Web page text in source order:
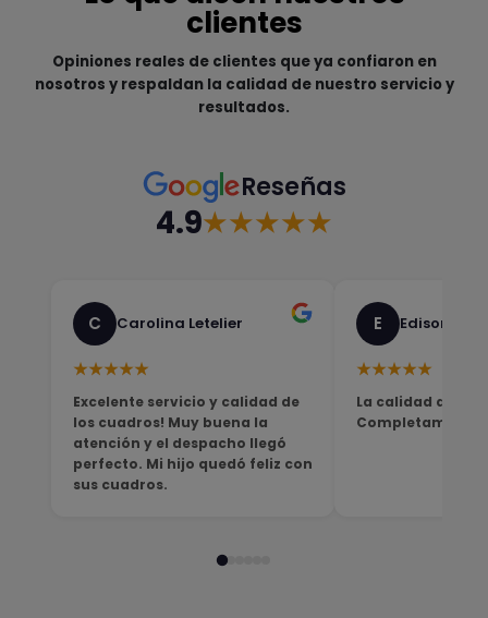
clientes
Opiniones reales de clientes que ya confiaron en
nosotros y respaldan la calidad de nuestro servicio y
resultados.
Reseñas
4.9★★★★★
C Carolina Letelier
★★★★★
Excelente servicio y calidad de
los cuadros! Muy buena la
atención y el despacho llegó
perfecto. Mi hijo quedó feliz con
sus cuadros.
E Edison
★★★★★
La calidad del
Completamente